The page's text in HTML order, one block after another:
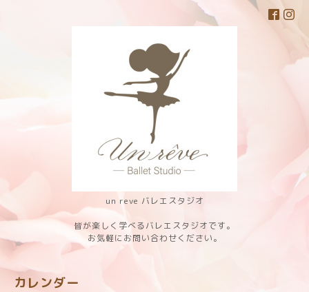
un reve バレエスタジオ
皆が楽しく学べるバレエスタジオです。
お気軽にお問い合わせください。
カレンダー